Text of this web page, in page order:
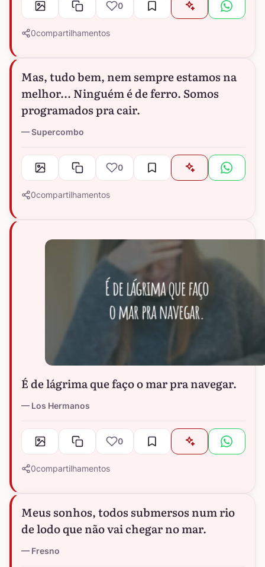
0
0compartilhamentos
Mas, tudo bem, nem sempre estamos na
melhor... Ninguém é de ferro. Somos
programados pra cair.
Supercombo
0
0compartilhamentos
É de lágrima que faço o mar pra navegar.
Los Hermanos
0
0compartilhamentos
Meus sonhos, todos submersos num rio
de lodo que não vai chegar no mar.
Fresno